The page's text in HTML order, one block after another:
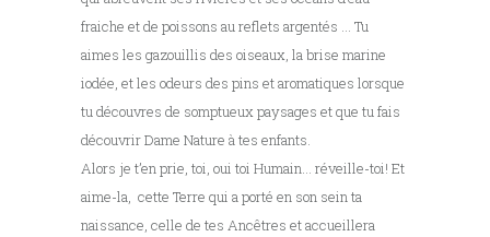
fraiche et de poissons au reflets argentés … Tu
aimes les gazouillis des oiseaux, la brise marine
iodée, et les odeurs des pins et aromatiques lorsque
tu découvres de somptueux paysages et que tu fais
découvrir Dame Nature à tes enfants.
Alors je t’en prie, toi, oui toi Humain… réveille-toi! Et
aime-la, cette Terre qui a porté en son sein ta
naissance, celle de tes Ancêtres et accueillera